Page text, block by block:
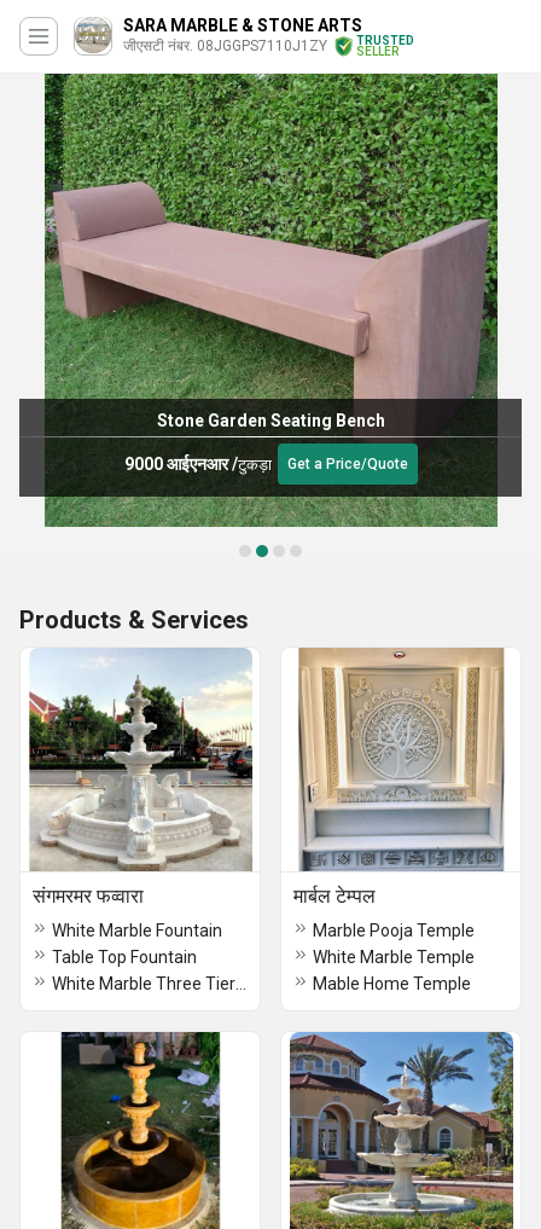
SARA MARBLE & STONE ARTS
जीएसटी नंबर. 08JGGPS7110J1ZY
TRUSTED
SELLER
Stone Garden Seating Bench
9000 आईएनआर/टुकड़ा Get a Price/Quote
Products & Services
संगमरमर फव्वारा
White Marble Fountain
Table Top Fountain
मार्बल टेम्पल
Marble Pooja Temple
White Marble Temple
Mable Home Temple